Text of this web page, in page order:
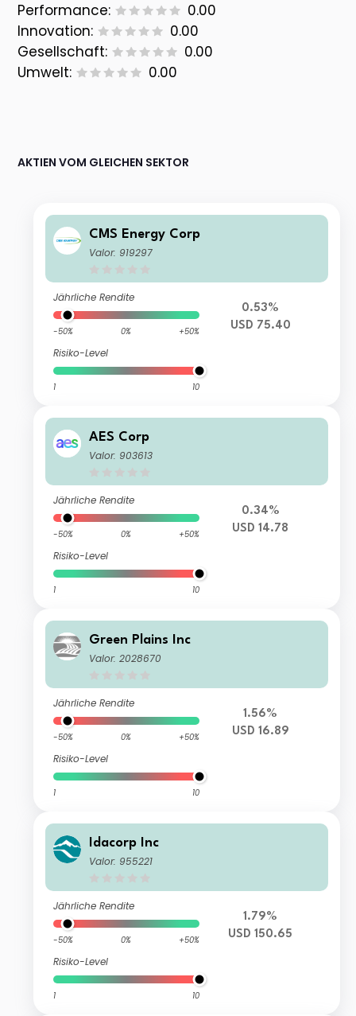
Performance:
0.00
Innovation:
0.00
Gesellschaft:
0.00
Umwelt:
0.00
AKTIEN VOM GLEICHEN SEKTOR
CMS Energy Corp
Valor: 919297
Jährliche Rendite
-50% 0% +50%
Risiko-Level
1 10
0.53%
USD 75.40
AES Corp
Valor: 903613
Jährliche Rendite
-50% 0% +50%
Risiko-Level
1 10
0.34%
USD 14.78
Green Plains Inc
Valor: 2028670
Jährliche Rendite
-50% 0% +50%
Risiko-Level
1 10
1.56%
USD 16.89
Idacorp Inc
Valor: 955221
Jährliche Rendite
-50% 0% +50%
Risiko-Level
1 10
1.79%
USD 150.65